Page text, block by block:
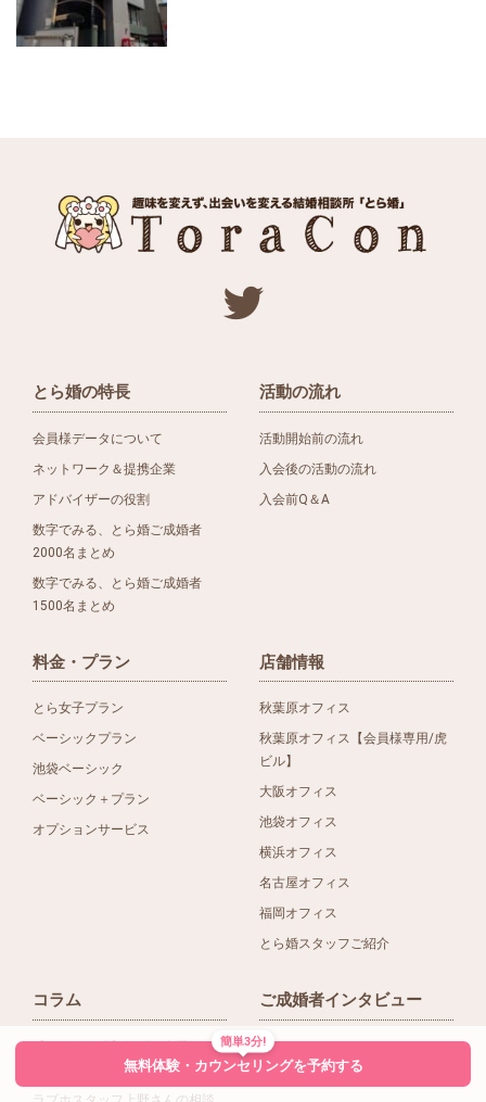
とら婚の特長
会員様データについて
ネットワーク＆提携企業
アドバイザーの役割
数字でみる、とら婚ご成婚者
2000名まとめ
数字でみる、とら婚ご成婚者
1500名まとめ
活動の流れ
活動開始前の流れ
入会後の活動の流れ
入会前Q＆A
料金・プラン
とら女子プラン
ベーシックプラン
池袋ベーシック
ベーシック＋プラン
オプションサービス
店舗情報
秋葉原オフィス
秋葉原オフィス【会員様専用/虎
ビル】
大阪オフィス
池袋オフィス
横浜オフィス
名古屋オフィス
福岡オフィス
とら婚スタッフご紹介
コラム
【とら婚公式】婚活・恋愛コラ
ご成婚者インタビュー
簡単3分!
無料体験・カウンセリングを予約する